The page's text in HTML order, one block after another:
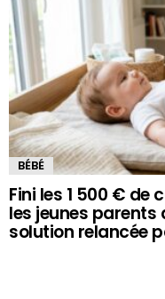
BÉBÉ
Fini les 1 500 € de
les jeunes
solution relancée